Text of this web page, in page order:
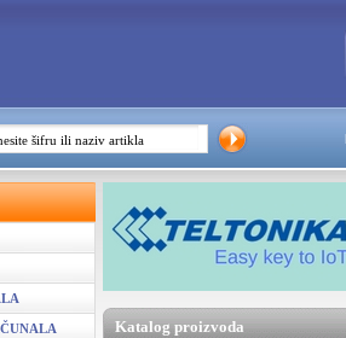
Katalog proizvoda